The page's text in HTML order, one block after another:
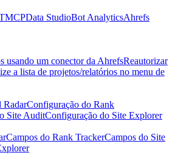
MCPData StudioBot AnalyticsAhrefs
usando um conector da AhrefsReautorizar
a lista de projetos/relatórios no menu de
RadarConfiguração do Rank
Site AuditConfiguração do Site Explorer
Campos do Rank TrackerCampos do Site